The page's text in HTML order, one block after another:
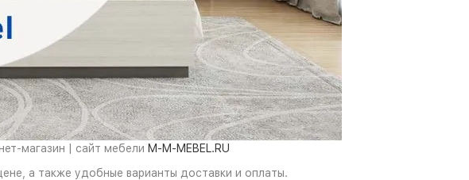
магазин | сайт мебели M-M-MEBEL.RU
а также удобные варианты доставки и оплаты.